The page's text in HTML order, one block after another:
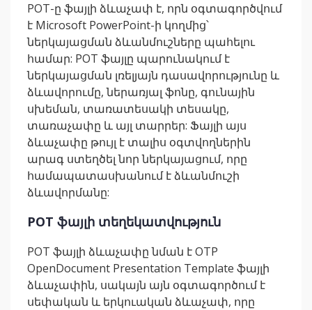
POT-ը ֆայլի ձևաչափ է, որն օգտագործվում
է Microsoft PowerPoint-ի կողմից՝
ներկայացման ձևանմուշները պահելու
համար: POT ֆայլը պարունակում է
ներկայացման լռելյայն դասավորությունը և
ձևավորումը, ներառյալ ֆոնը, գունային
սխեման, տառատեսակի տեսակը,
տառաչափը և այլ տարրեր: Ֆայլի այս
ձևաչափը թույլ է տալիս օգտվողներին
արագ ստեղծել նոր ներկայացում, որը
համապատասխանում է ձևանմուշի
ձևավորմանը:
POT ֆայլի տեղեկատվություն
POT ֆայլի ձևաչափը նման է OTP
OpenDocument Presentation Template ֆայլի
ձևաչափին, սակայն այն օգտագործում է
սեփական և երկուական ձևաչափ, որը